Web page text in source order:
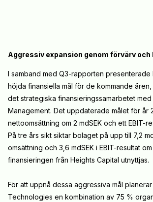
Aggressiv expansion genom förvärv och
I samband med Q3-rapporten presenterade
höjda finansiella mål för de kommande
det strategiska finansieringssamarbetet med
Management. Det uppdaterade målet för år
nettoomsättning om 2 mdSEK och ett EBIT-
På tre års sikt siktar bolaget på upp till 7,2
omsättning och 3,6 mdSEK i EBIT-resultat
finansieringen från Heights Capital utnyttjas.
För att uppnå dessa aggressiva mål
Technologies en kombination av 75 %